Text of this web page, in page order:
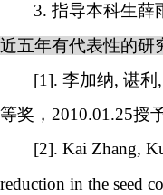
3.指导本科生薛
近五年有代表性的研
[1].李加纳,谌利 ,
等奖， 2010.01.25授
[2]. Kai Zhang,
reduction in the seed